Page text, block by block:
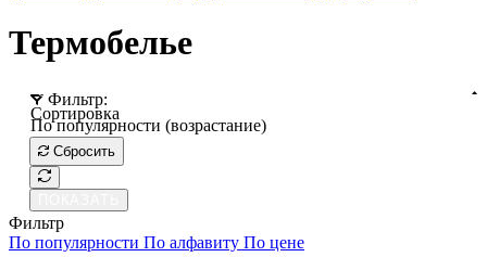
Термобелье
Фильтр:
Сортировка
По популярности (возрастание)
Сбросить
Фильтр
По популярности По алфавиту По цене